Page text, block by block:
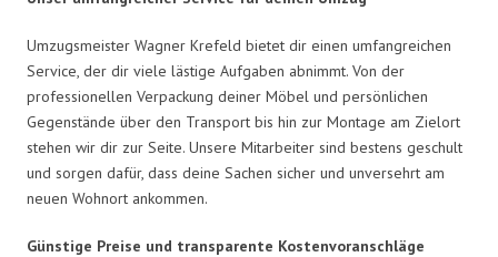
Umzugsmeister Wagner Krefeld bietet dir einen umfangreichen
Service, der dir viele lästige Aufgaben abnimmt. Von der
professionellen Verpackung deiner Möbel und persönlichen
Gegenstände über den Transport bis hin zur Montage am Zielort
stehen wir dir zur Seite. Unsere Mitarbeiter sind bestens geschult
und sorgen dafür, dass deine Sachen sicher und unversehrt am
neuen Wohnort ankommen.
Günstige Preise und transparente Kostenvoranschläge